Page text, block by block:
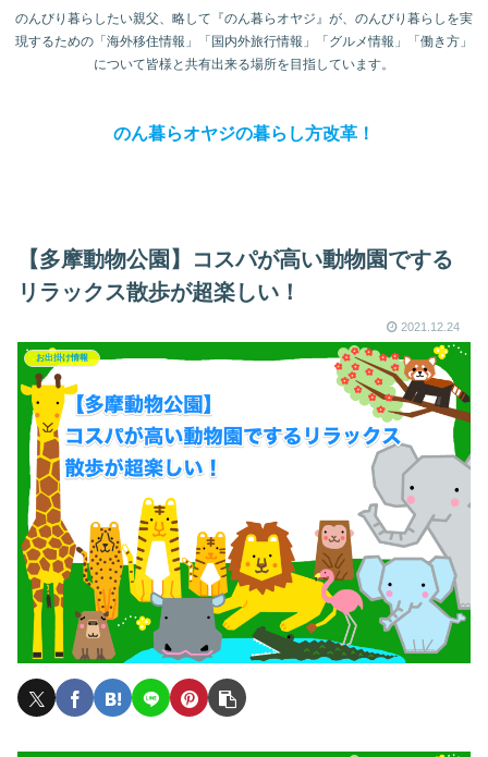
のんびり暮らしたい親父、略して『のん暮らオヤジ』が、のんびり暮らしを実
現するための「海外移住情報」「国内外旅行情報」「グルメ情報」「働き方」
について皆様と共有出来る場所を目指しています。
のん暮らオヤジの暮らし方改革！
【多摩動物公園】コスパが高い動物園でする
リラックス散歩が超楽しい！
2021.12.24
お出掛け情報